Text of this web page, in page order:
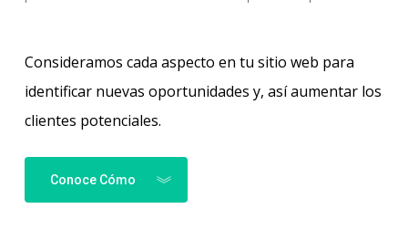
Consideramos cada aspecto en tu sitio web para
identificar nuevas oportunidades y, así aumentar los
clientes potenciales.
Conoce Cómo